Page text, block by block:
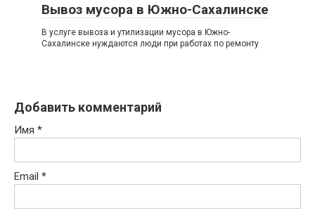
Вывоз мусора в Южно-Сахалинске
В услуге вывоза и утилизации мусора в Южно-
Сахалинске нуждаются люди при работах по ремонту
Добавить комментарий
Имя *
Email *